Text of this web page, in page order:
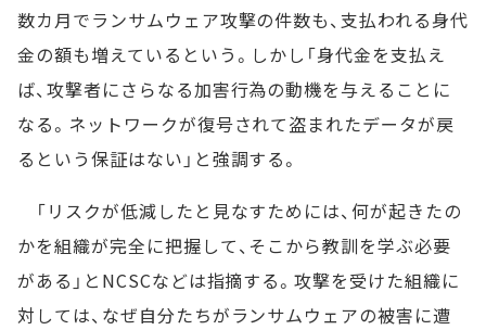
数カ月でランサムウェア攻撃の件数も、支払われる身代
金の額も増えているという。しかし「身代金を支払え
ば、攻撃者にさらなる加害行為の動機を与えることに
なる。ネットワークが復号されて盗まれたデータが戻
るという保証はない」と強調する。
「リスクが低減したと見なすためには、何が起きたの
かを組織が完全に把握して、そこから教訓を学ぶ必要
がある」とNCSCなどは指摘する。攻撃を受けた組織に
対しては、なぜ自分たちがランサムウェアの被害に遭